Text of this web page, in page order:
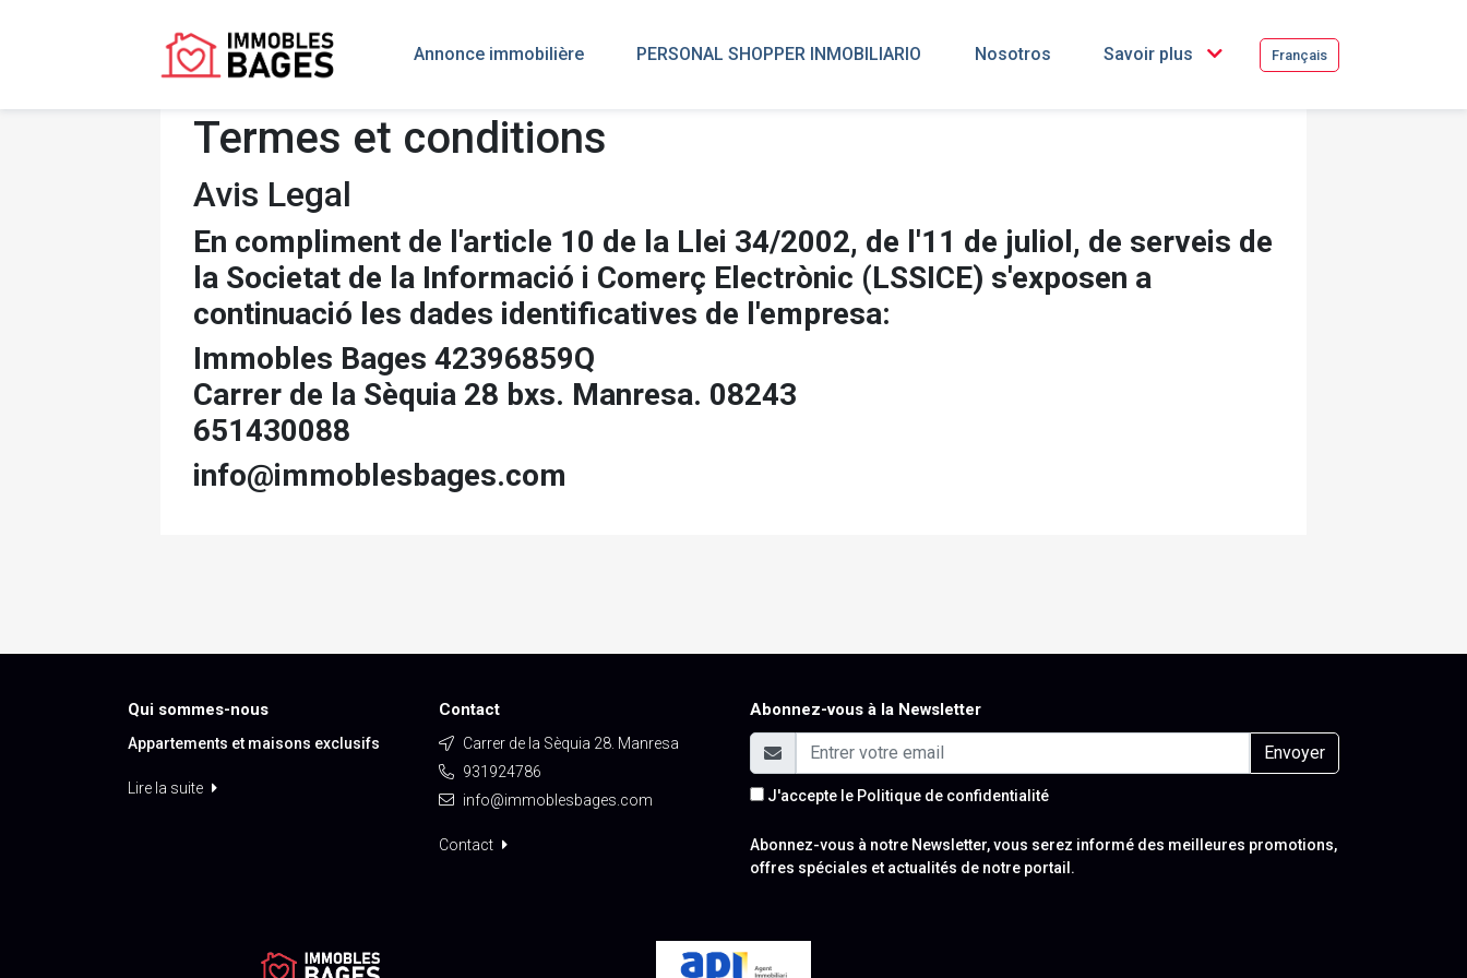
Annonce immobilière PERSONAL SHOPPER INMOBILIARIO Nosotros Savoir plus Français
Termes et conditions
Avis Legal
En compliment de l'article 10 de la Llei 34/2002, de l'11 de juliol, de serveis de
la Societat de la Informació i Comerç Electrònic (LSSICE) s'exposen a
continuació les dades identificatives de l'empresa:
Immobles Bages 42396859Q
Carrer de la Sèquia 28 bxs. Manresa. 08243
651430088
info@immoblesbages.com
Qui sommes-nous
Appartements et maisons exclusifs
Lire la suite
Contact
Carrer de la Sèquia 28. Manresa
931924786
info@immoblesbages.com
Contact
Abonnez-vous à la Newsletter
Envoyer
J'accepte le Politique de confidentialité
Abonnez-vous à notre Newsletter, vous serez informé des meilleures promotions,
offres spéciales et actualités de notre portail.